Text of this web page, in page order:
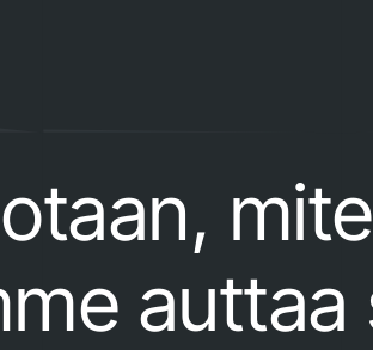
auttaa